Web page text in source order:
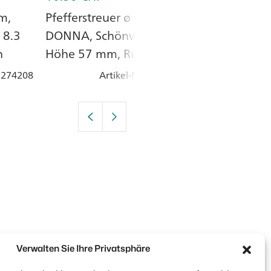
Verwalten Sie Ihre Privatsphäre
Pfefferstreuer ø 4.7 cm,
DONNA, Schönwald,
Höhe 57 mm, Rund, Uni
Weiss, Porzellan
Artikel-Nr.